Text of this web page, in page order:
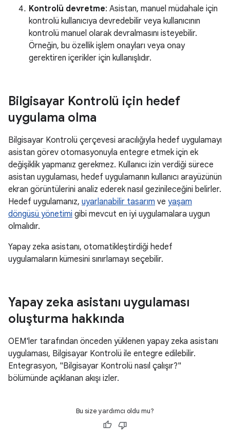
Kontrolü devretme: Asistan, manuel müdahale için
kontrolü kullanıcıya devredebilir veya kullanıcının
kontrolü manuel olarak devralmasını isteyebilir.
Örneğin, bu özellik işlem onayları veya onay
gerektiren içerikler için kullanışlıdır.
Bilgisayar Kontrolü için hedef
uygulama olma
Bilgisayar Kontrolü çerçevesi aracılığıyla hedef uygulamayı
asistan görev otomasyonuyla entegre etmek için ek
değişiklik yapmanız gerekmez. Kullanıcı izin verdiği sürece
asistan uygulaması, hedef uygulamanın kullanıcı arayüzünün
ekran görüntülerini analiz ederek nasıl gezinileceğini belirler.
Hedef uygulamanız, uyarlanabilir tasarım ve yaşam
döngüsü yönetimi gibi mevcut en iyi uygulamalara uygun
olmalıdır.
Yapay zeka asistanı, otomatikleştirdiği hedef
uygulamaların kümesini sınırlamayı seçebilir.
Yapay zeka asistanı uygulaması
oluşturma hakkında
OEM'ler tarafından önceden yüklenen yapay zeka asistanı
uygulaması, Bilgisayar Kontrolü ile entegre edilebilir.
Entegrasyon, "Bilgisayar Kontrolü nasıl çalışır?"
bölümünde açıklanan akışı izler.
Bu size yardımcı oldu mu?